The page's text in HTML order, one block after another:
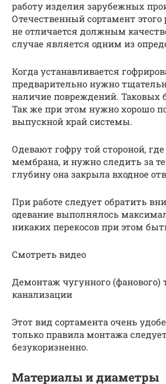
работу изделия зарубежных
Отечественный сортамент
не отличается должным
случае является одним из
Когда устанавливается
предварительно нужно
наличие повреждений. Таковых
Так же при этом нужно хорошо
выпускной край системы.
Одевают гофру той стороной,
мембрана, и нужно следить за
глубину она закрыла входное
При работе следует обратить
одевание выполнялось
никаких перекосов при этом
Смотреть видео
Демонтаж чугунного (фанового)
канализации
Этот вид сортамента очень
только правила монтажа
безукоризненно.
Материалы и диаметры